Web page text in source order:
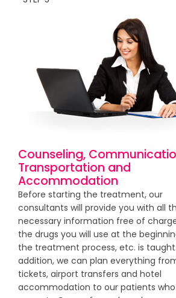
Counseling,
Transportation and
Accommodation
Before starting the treatment, our
consultants will provide you with all
necessary information free of
the drugs you will use at the
the treatment process, etc. is
addition, we can plan everything
tickets, airport transfers and hotel
accommodation to our patients who